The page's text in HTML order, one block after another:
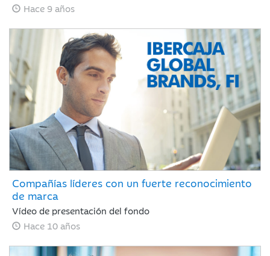
Hace 9 años
Compañías líderes con un fuerte reconocimiento
de marca
Vídeo de presentación del fondo
Hace 10 años